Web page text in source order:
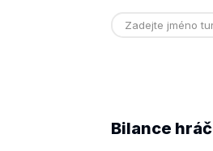
Bilance